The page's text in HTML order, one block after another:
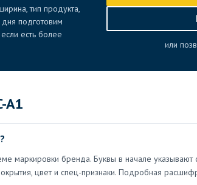
тип продукта,
подготовим
есть более
или
A1
маркировки бренда. Буквы в начале указывают
цвет и спец-признаки. Подробная